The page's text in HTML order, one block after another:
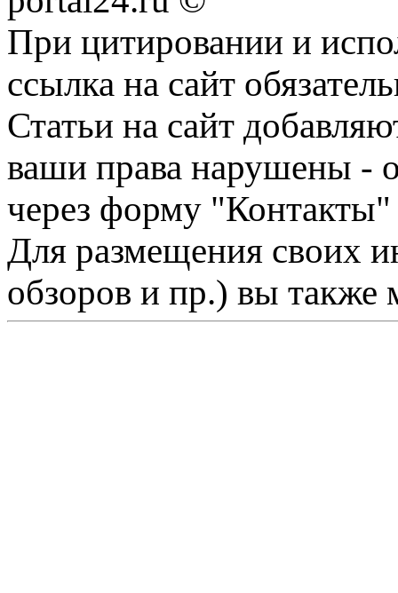
При цитировании и
ссылка на сайт
Статьи на сайт
ваши права нарушены -
через форму "Контакты"
Для размещения своих
обзоров и пр.) вы также